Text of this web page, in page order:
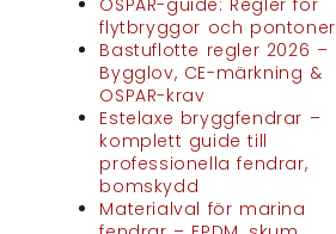
OSPAR-guide: Regler för
flytbryggor och pontoner
Bastuflotte regler 2026 –
Bygglov, CE-märkning &
OSPAR-krav
Estelaxe bryggfendrar –
komplett guide till
professionella fendrar,
bomskydd
Materialval för marina